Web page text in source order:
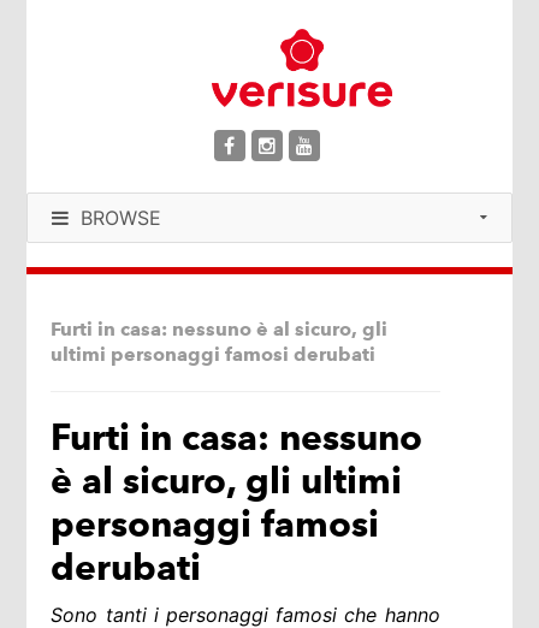
BROWSE
Furti in casa: nessuno è al sicuro, gli
ultimi personaggi famosi derubati
Furti in casa: nessuno
è al sicuro, gli ultimi
personaggi famosi
derubati
Sono tanti i personaggi famosi che hanno